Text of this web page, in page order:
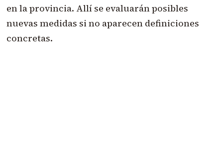
en la provincia. Allí se evaluarán posibles
nuevas medidas si no aparecen definiciones
concretas.